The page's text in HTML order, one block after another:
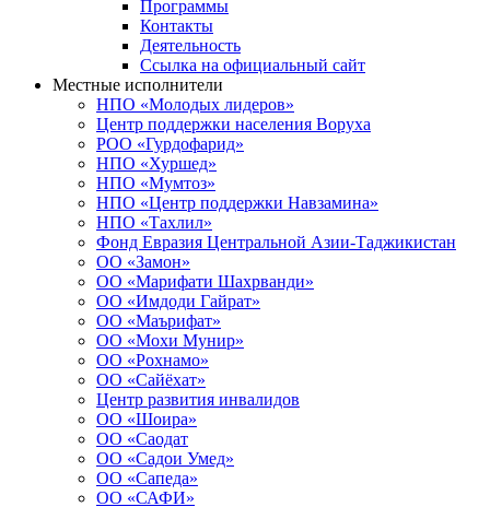
Программы
Контакты
Деятельность
Ссылка на официальный сайт
Местные исполнители
НПО «Молодых лидеров»
Центр поддержки населения Воруха
РОО «Гурдофарид»
НПО «Хуршед»
НПО «Мумтоз»
НПО «Центр поддержки Навзамина»
НПО «Тахлил»
Фонд Евразия Центральной Азии-Таджикистан
ОО «Замон»
ОО «Марифати Шахрванди»
ОО «Имдоди Гайрат»
ОО «Маърифат»
ОО «Мохи Мунир»
ОО «Рохнамо»
ОО «Сайёхат»
Центр развития инвалидов
ОО «Шоира»
ОО «Саодат
ОО «Садои Умед»
ОО «Сапеда»
ОО «САФИ»